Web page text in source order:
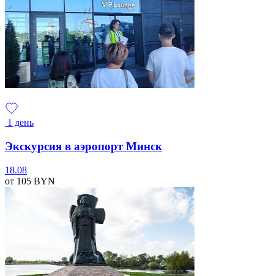
1 день
Экскурсия в аэропорт Минск
18.08
от 105 BYN